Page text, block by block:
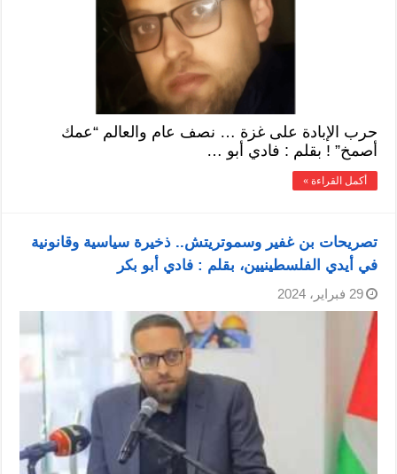
حرب الإبادة على غزة … نصف عام والعالم “عمك
أصمخ” ! بقلم : فادي أبو …
أكمل القراءة »
تصريحات بن غفير وسموتريتش.. ذخيرة سياسية وقانونية
في أيدي الفلسطينيين، بقلم : فادي أبو بكر
29 فبراير، 2024